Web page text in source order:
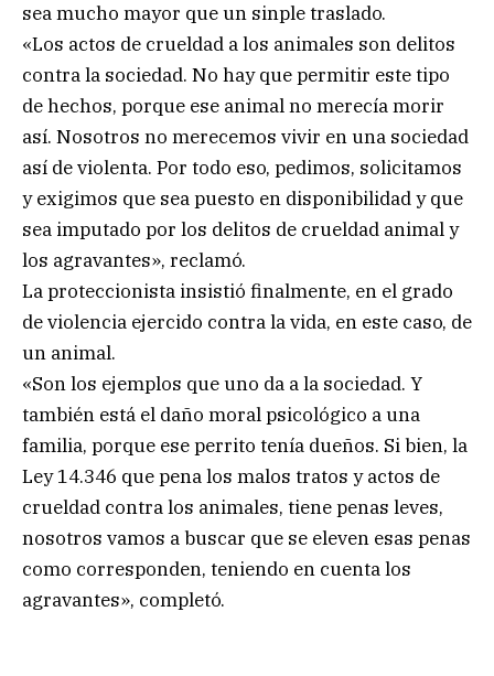
sea mucho mayor que un sinple traslado.
«Los actos de crueldad a los animales son delitos
contra la sociedad. No hay que permitir este tipo
de hechos, porque ese animal no merecía morir
así. Nosotros no merecemos vivir en una sociedad
así de violenta. Por todo eso, pedimos, solicitamos
y exigimos que sea puesto en disponibilidad y que
sea imputado por los delitos de crueldad animal y
los agravantes», reclamó.
La proteccionista insistió finalmente, en el grado
de violencia ejercido contra la vida, en este caso, de
un animal.
«Son los ejemplos que uno da a la sociedad. Y
también está el daño moral psicológico a una
familia, porque ese perrito tenía dueños. Si bien, la
Ley 14.346 que pena los malos tratos y actos de
crueldad contra los animales, tiene penas leves,
nosotros vamos a buscar que se eleven esas penas
como corresponden, teniendo en cuenta los
agravantes», completó.